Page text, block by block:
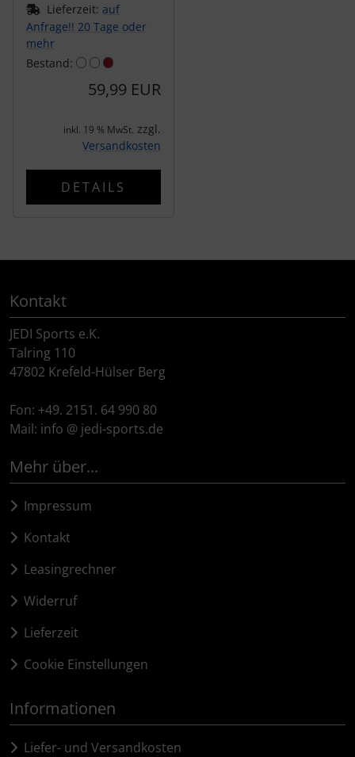
Lieferzeit: auf
Anfrage!! 20 Tage oder
mehr
Bestand:
59,99 EUR
inkl. 19 % MwSt. zzgl.
Versandkosten
DETAILS
Kontakt
JEDI Sports e.K.
Talring 110
47802 Krefeld-Hülser Berg
Fon: +49. 2151. 64 990 80
Mail: info @ jedi-sports.de
Mehr über...
Impressum
Kontakt
Leasingrechner
Widerruf
Lieferzeit
Cookie Einstellungen
Informationen
Liefer- und Versandkosten
ZIPP